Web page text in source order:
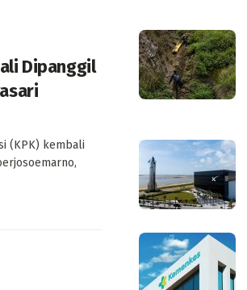
Dipanggil
(KPK) kembali